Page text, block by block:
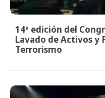
14ª edición del
Lavado de Activos y
Terrorismo